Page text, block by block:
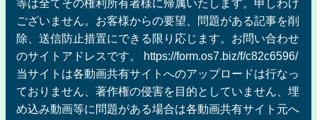
等は全てその権利所有者様に帰属いたします。申しわけ
ございません。お客様からの要望、問題がある記事を削
除、送信防止措置にできる限り応じます。お問い合わせ
のサイトアドレスです。 https://form.os7.biz/f/c82c6596/
当サイトは各動画共有サイトへのアップロードは行なっ
ておりません、著作権の侵害を目的としていません、埋
め込み動画等に問題がある場合は各動画共有サイト元へ